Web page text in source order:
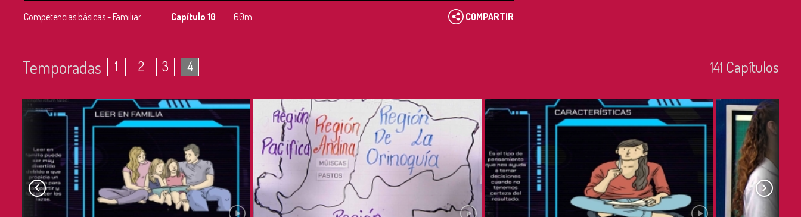
Competencias básicas - Familiar Capítulo 10 60m COMPARTIR
Temporadas 1 2 3 4 141 Capí­tulos